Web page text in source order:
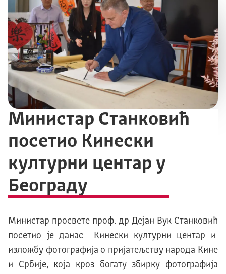
Министар Станковић
посетио Кинески
културни центар у
Београду
Министар просвете проф. др Дејан Вук Станковић
посетио је данас Kинески културни центар и
изложбу фотографија о пријатељству народа Kине
и Србије, која кроз богату збирку фотографија